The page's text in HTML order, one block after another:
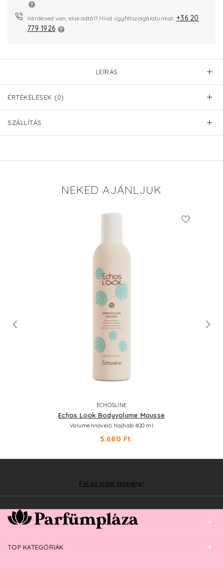
Kérdésed van, elakadtál? Hívd ügyfélszolgálatunkat: +36 20
779 1926
LEÍRÁS
ÉRTÉKELÉSEK (0)
SZÁLLÍTÁS
NEKED AJÁNLJUK
ECHOSLINE
Echos Look Bodyvolume Mousse
Volumennövelő hajhab 400 ml
5.680 Ft
Fel az oldal tetejére!
TOP KATEGÓRIÁK